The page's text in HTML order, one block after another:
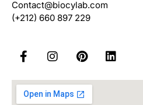
Contact@biocylab.com
(+212) 660 897 229